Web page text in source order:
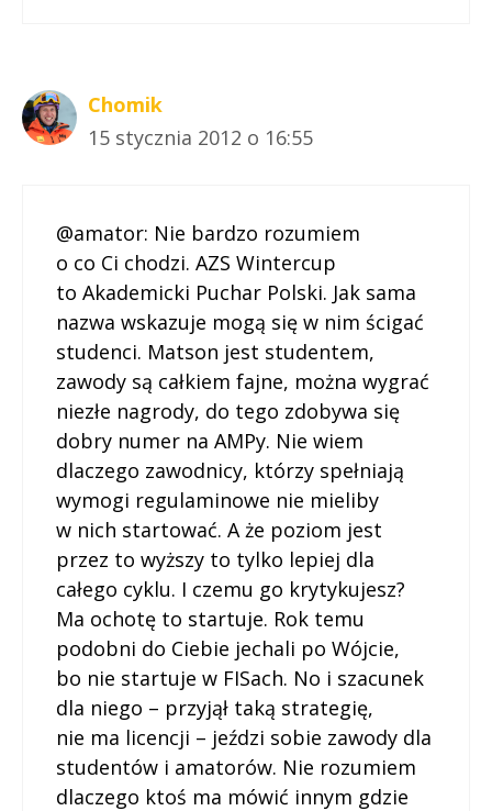
Chomik
15 stycznia 2012 o 16:55
@amator: Nie bardzo rozumiem
o co Ci chodzi. AZS Wintercup
to Akademicki Puchar Polski. Jak sama
nazwa wskazuje mogą się w nim ścigać
studenci. Matson jest studentem,
zawody są całkiem fajne, można wygrać
niezłe nagrody, do tego zdobywa się
dobry numer na AMPy. Nie wiem
dlaczego zawodnicy, którzy spełniają
wymogi regulaminowe nie mieliby
w nich startować. A że poziom jest
przez to wyższy to tylko lepiej dla
całego cyklu. I czemu go krytykujesz?
Ma ochotę to startuje. Rok temu
podobni do Ciebie jechali po Wójcie,
bo nie startuje w FISach. No i szacunek
dla niego – przyjął taką strategię,
nie ma licencji – jeździ sobie zawody dla
studentów i amatorów. Nie rozumiem
dlaczego ktoś ma mówić innym gdzie